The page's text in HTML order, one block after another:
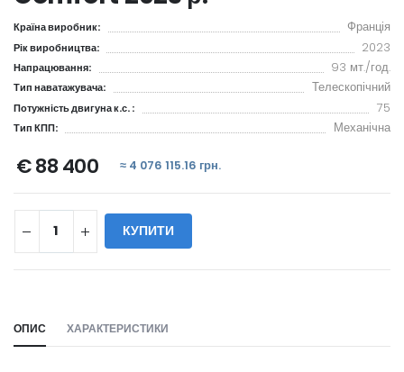
Країна виробник: Франція
Рік виробництва: 2023
Напрацювання: 93 мт./год.
Тип наватажувача: Телескопічний
Потужність двигуна к.с. : 75
Тип КПП: Механічна
€ 88 400 ≈ 4 076 115.16 грн.
КУПИТИ
ОПИС ХАРАКТЕРИСТИКИ